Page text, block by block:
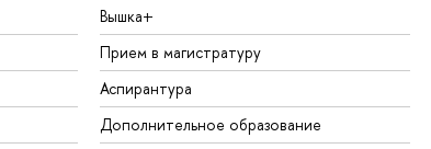
Вышка+
Прием в магистратуру
Аспирантура
Дополнительное образование